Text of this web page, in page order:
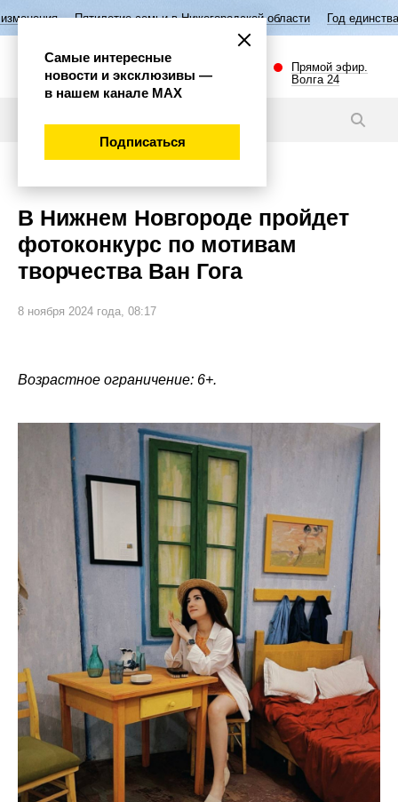
семьи в Нижегородской области Год единства народов
Прямой эфир.
Волга 24
В Нижнем Новгороде пройдет
фотоконкурс по мотивам
творчества Ван Гога
8 ноября 2024 года, 08:17
Возрастное ограничение: 6+.
Самые интересные
новости и эксклюзивы —
в нашем канале МАХ
Подписаться